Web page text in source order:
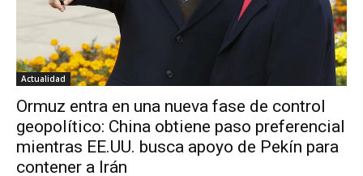
Actualidad
Ormuz entra en una nueva fase de control
geopolítico: China obtiene paso preferencial
mientras EE.UU. busca apoyo de Pekín para
contener a Irán